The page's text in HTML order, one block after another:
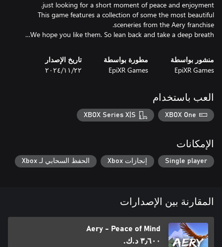
This game features a collection of some the most beautiful
We hope you like them. So lean back and take a deep breath…
منشور بواسطة
EpiXR Games
مطورة بواسطة
EpiXR Games
تاريخ الإصدار
٢٢‏/١١‏/٢٠٢٤
العب باستخدام
XBOX One
XBOX Series X|S
الإمكانات
Single player إنجازات Xbox الحفظ السحابي لـ Xbox
المقارنة بين الإصدارات
Aery - Peace of Mind
٣٫٦٠٠ د.ك.‏